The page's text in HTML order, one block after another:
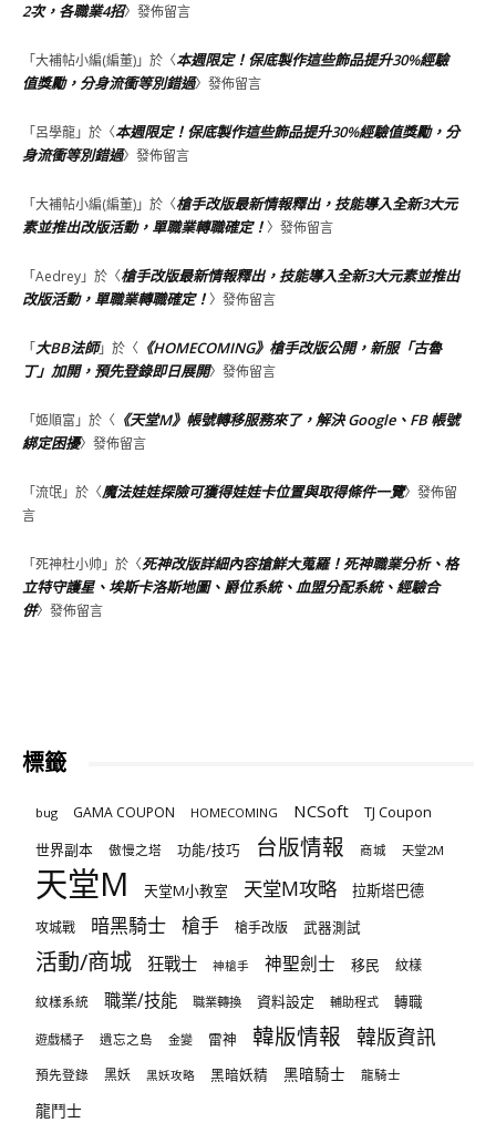
2次，各職業4招〉發佈留言
「大補帖小編(編董)」於〈本週限定！保底製作這些飾品提升30%經驗
值獎勵，分身流衝等別錯過〉發佈留言
「呂學龍」於〈本週限定！保底製作這些飾品提升30%經驗值獎勵，分
身流衝等別錯過〉發佈留言
「大補帖小編(編董)」於〈槍手改版最新情報釋出，技能導入全新3大元
素並推出改版活動，單職業轉職確定！〉發佈留言
「Aedrey」於〈槍手改版最新情報釋出，技能導入全新3大元素並推出
改版活動，單職業轉職確定！〉發佈留言
「大BB法師」於〈 《HOMECOMING》槍手改版公開，新服「古魯
丁」加開，預先登錄即日展開〉發佈留言
「姬順富 」於〈 《天堂M》帳號轉移服務來了，解決 Google、FB 帳號
綁定困擾〉發佈留言
「流氓」於〈魔法娃娃探險可獲得娃娃卡位置與取得條件一覽〉發佈留
言
「死神杜小帅 」於〈死神改版詳細內容搶鮮大蒐羅！死神職業分析、格
立特守護星、埃斯卡洛斯地圖、爵位系統、血盟分配系統、經驗合
併〉發佈留言
標籤
bug GAMA COUPON HOMECOMING NCSoft
TJ Coupon
世界副本
傲慢之塔 功能/技巧 台版情報 商城 天堂2M
天堂M 天堂M小教室 天堂M攻略 拉斯塔巴德
攻城戰 暗黑騎士 槍手 槍手改版 武器測試
活動/商城 狂戰士 神槍手 神聖劍士 移民 紋樣
紋樣系統 職業/技能 職業轉換 資料設定 輔助程式 轉職
遊戲橘子 遺忘之島 金變 雷神 韓版情報 韓版資訊
預先登錄 黑妖 黑妖攻略 黑暗妖精 黑暗騎士 龍騎士
龍鬥士